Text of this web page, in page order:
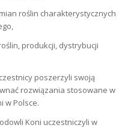
roślin charakterystycznych
produkcji, dystrybucji
poszerzyli swoją
rozwiązania stosowane w
w Polsce.
Koni uczestniczyli w